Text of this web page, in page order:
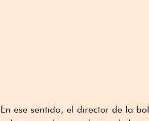
En ese sentido, el director de la